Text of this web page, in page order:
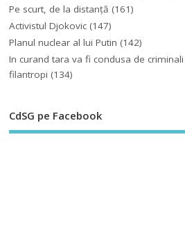
Pe scurt, de la distanță (161)
Activistul Djokovic (147)
Planul nuclear al lui Putin (142)
In curand tara va fi condusa de
filantropi (134)
CdSG pe Facebook